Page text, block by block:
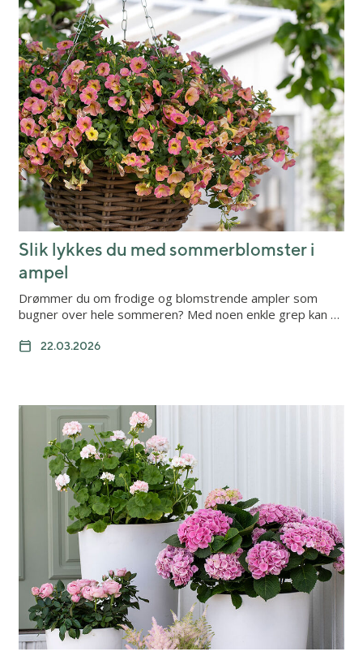
Slik lykkes du med sommerblomster i
ampel
Drømmer du om frodige og blomstrende ampler som
bugner over hele sommeren? Med noen enkle grep kan …
22.03.2026